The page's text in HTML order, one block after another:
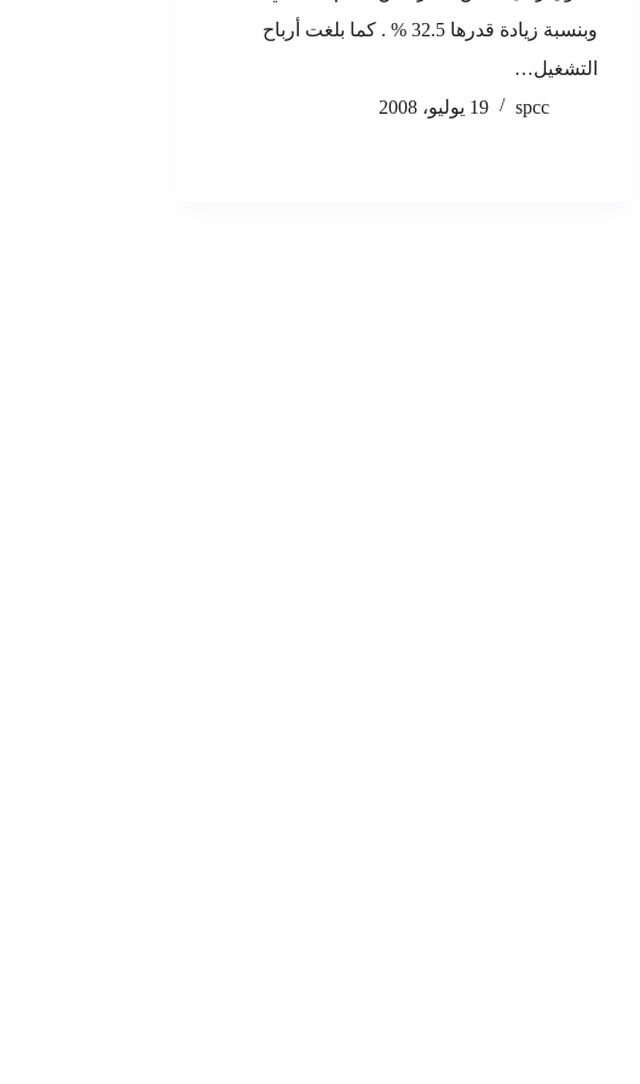
وبنسبة زيادة قدرها 32.5 % . كما بلغت أرباح
التشغيل…
spcc
19 يوليو، 2008